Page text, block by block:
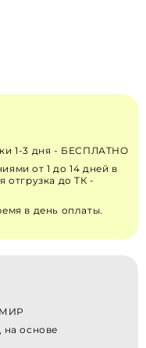
1-3 дня - БЕСПЛАТНО
от 1 до 14 дней в
отгрузка до ТК -
в день оплаты.
МИР
на основе